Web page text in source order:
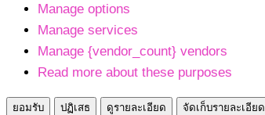
ตลาด
Manage options
Manage services
Manage {vendor_count} vendors
Read more about these purposes
ยอมรับ ปฏิเสธ ดูรายละเอียด จัดเก็บรายละเอียด